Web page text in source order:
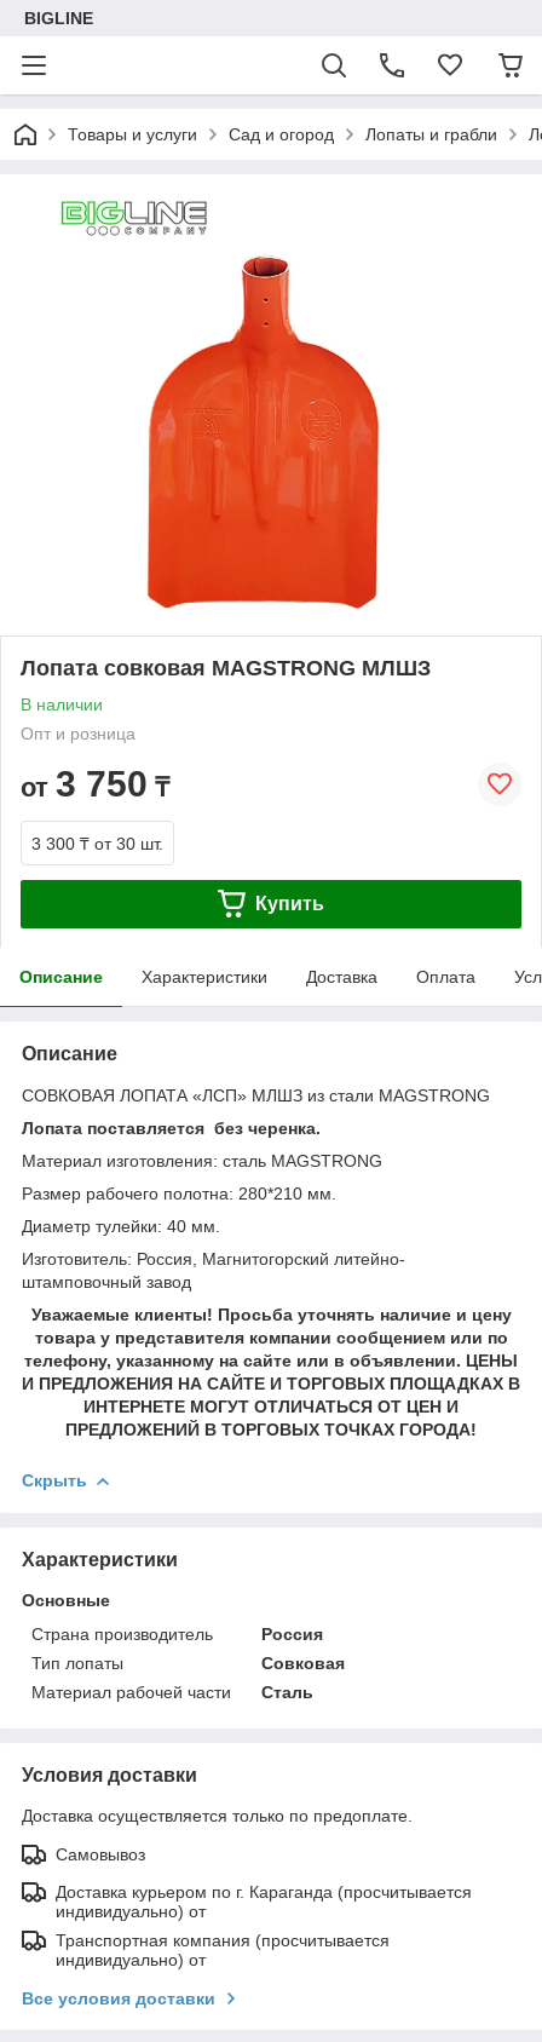
BIGLINE
Товары и услуги Сад и огород Лопаты и грабли
Лопата совковая MAGSTRONG МЛШЗ
В наличии
Опт и розница
от 3 750 ₸
3 300 ₸ от 30 шт.
Купить
Описание Характеристики Доставка Оплата
Описание
СОВКОВАЯ ЛОПАТА «ЛСП» МЛШЗ из стали MAGSTRONG
Лопата поставляется без черенка.
Материал изготовления: сталь MAGSTRONG
Размер рабочего полотна: 280*210 мм.
Диаметр тулейки: 40 мм.
Изготовитель: Россия, Магнитогорский литейно-
штамповочный завод
Уважаемые клиенты! Просьба уточнять наличие и цену
товара у представителя компании сообщением или по
телефону, указанному на сайте или в объявлении. ЦЕНЫ
И ПРЕДЛОЖЕНИЯ НА САЙТЕ И ТОРГОВЫХ ПЛОЩАДКАХ В
ИНТЕРНЕТЕ МОГУТ ОТЛИЧАТЬСЯ ОТ ЦЕН И
ПРЕДЛОЖЕНИЙ В ТОРГОВЫХ ТОЧКАХ ГОРОДА!
Скрыть
Характеристики
Основные
Страна производитель
Россия
Тип лопаты
Совковая
Материал рабочей части
Сталь
Условия доставки
Доставка осуществляется только по предоплате.
Самовывоз
Доставка курьером по г. Караганда (просчитывается
индивидуально) от
Транспортная компания (просчитывается
индивидуально) от
Все условия доставки